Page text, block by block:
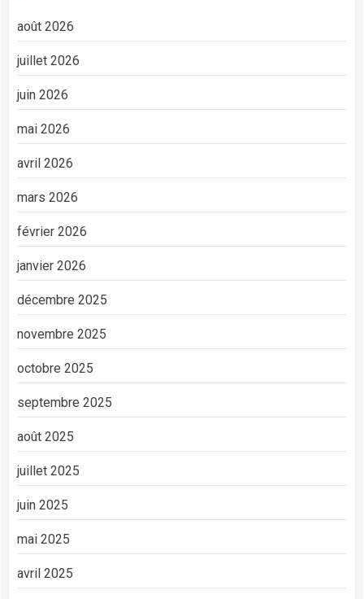
août 2026
juillet 2026
juin 2026
mai 2026
avril 2026
mars 2026
février 2026
janvier 2026
décembre 2025
novembre 2025
octobre 2025
septembre 2025
août 2025
juillet 2025
juin 2025
mai 2025
avril 2025